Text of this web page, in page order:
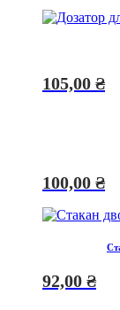
105,00 ₴
100,00 ₴
92,00 ₴